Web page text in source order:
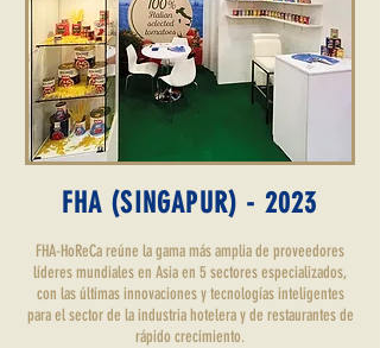
FHA (SINGAPUR) - 2023
FHA-HoReCa reúne la gama más amplia de proveedores
líderes mundiales en Asia en 5 sectores especializados,
con las últimas innovaciones y tecnologías inteligentes
para el sector de la industria hotelera y de restaurantes de
rápido crecimiento.